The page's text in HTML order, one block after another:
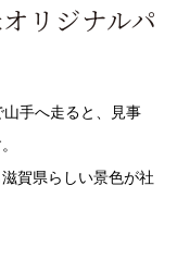
リジナルパ
手へ走ると、見事
賀県らしい景色が社